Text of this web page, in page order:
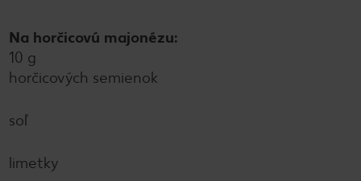
Na horčicovú majonézu:
10 g
horčicových semienok
soľ
limetky